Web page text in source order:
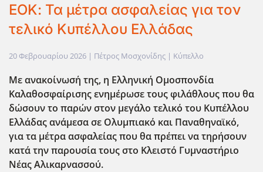
ΕΟΚ: Τα μέτρα ασφαλείας για τον
τελικό Κυπέλλου Ελλάδας
20 Φεβρουαρίου 2026 | Πέτρος Μοσχονίδης | Κύπελλο
Με ανακοίνωσ΄η της, η Ελληνική Ομοσπονδία
Καλαθοσφαίρισης ενημέρωσε τους φιλάθλους που θα
δώσουν το παρών στον μεγάλο τελικό του Κυπέλλου
Ελλάδας ανάμεσα σε Ολυμπιακό και Παναθηναϊκό,
για τα μέτρα ασφαλείας που θα πρέπει να τηρήσουν
κατά την παρουσία τους στο Κλειστό Γυμναστήριο
Νέας Αλικαρνασσού.